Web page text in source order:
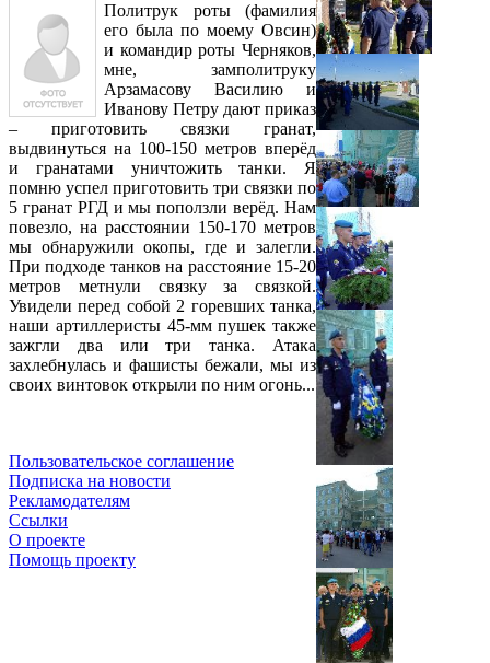
Политрук роты (фамилия
его была по моему Овсин)
и командир роты Черняков,
мне, замполитруку
Арзамасову Василию и
Иванову Петру дают приказ
– приготовить связки гранат,
выдвинуться на 100-150 метров вперёд
и гранатами уничтожить танки. Я
помню успел приготовить три связки по
5 гранат РГД и мы поползли верёд. Нам
повезло, на расстоянии 150-170 метров
мы обнаружили окопы, где и залегли.
При подходе танков на расстояние 15-20
метров метнули связку за связкой.
Увидели перед собой 2 горевших танка,
наши артиллеристы 45-мм пушек также
зажгли два или три танка. Атака
захлебнулась и фашисты бежали, мы из
своих винтовок открыли по ним огонь...
Пользовательское соглашение
Подписка на новости
Рекламодателям
Ссылки
О проекте
Помощь проекту